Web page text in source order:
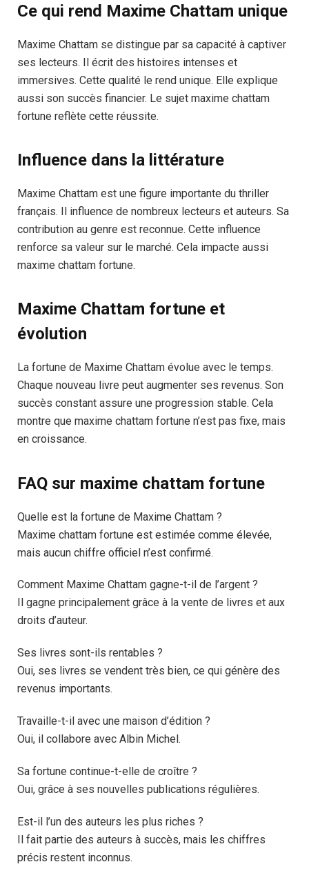
Ce qui rend Maxime Chattam unique
Maxime Chattam se distingue par sa capacité à captiver
ses lecteurs. Il écrit des histoires intenses et
immersives. Cette qualité le rend unique. Elle explique
aussi son succès financier. Le sujet maxime chattam
fortune reflète cette réussite.
Influence dans la littérature
Maxime Chattam est une figure importante du thriller
français. Il influence de nombreux lecteurs et auteurs. Sa
contribution au genre est reconnue. Cette influence
renforce sa valeur sur le marché. Cela impacte aussi
maxime chattam fortune.
Maxime Chattam fortune et
évolution
La fortune de Maxime Chattam évolue avec le temps.
Chaque nouveau livre peut augmenter ses revenus. Son
succès constant assure une progression stable. Cela
montre que maxime chattam fortune n’est pas fixe, mais
en croissance.
FAQ sur maxime chattam fortune
Quelle est la fortune de Maxime Chattam ?
Maxime chattam fortune est estimée comme élevée,
mais aucun chiffre officiel n’est confirmé.
Comment Maxime Chattam gagne-t-il de l’argent ?
Il gagne principalement grâce à la vente de livres et aux
droits d’auteur.
Ses livres sont-ils rentables ?
Oui, ses livres se vendent très bien, ce qui génère des
revenus importants.
Travaille-t-il avec une maison d’édition ?
Oui, il collabore avec Albin Michel.
Sa fortune continue-t-elle de croître ?
Oui, grâce à ses nouvelles publications régulières.
Est-il l’un des auteurs les plus riches ?
Il fait partie des auteurs à succès, mais les chiffres
précis restent inconnus.